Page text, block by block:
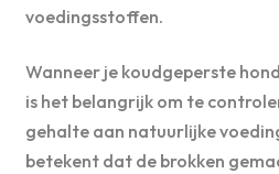
voedingsstoffen.
Wanneer je koudgeperste
is het belangrijk om te
gehalte aan natuurlijke
betekent dat de brokken